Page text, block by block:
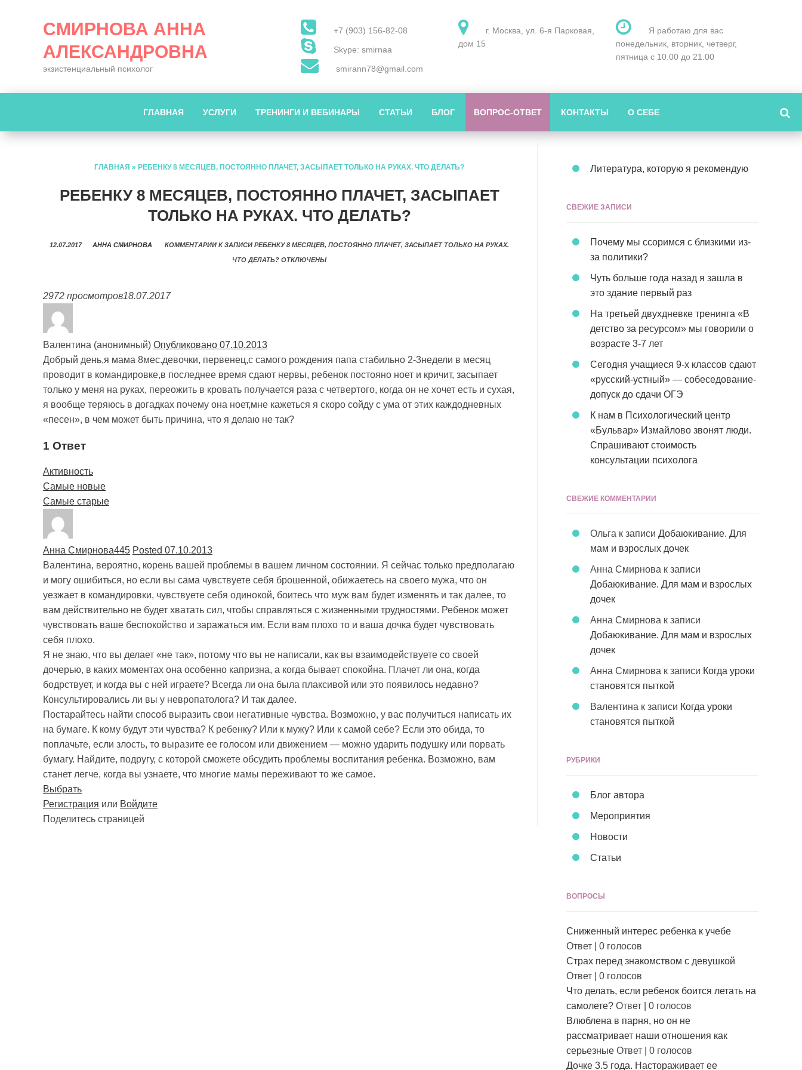
СМИРНОВА АННА
АЛЕКСАНДРОВНА
экзистенциальный психолог
Я работаю для вас
понедельник, вторник, четверг,
пятница с 10.00 до 21.00
г. Москва, ул. 6-я Парковая,
дом 15
+7 (903) 156-82-08
Skype: smirnaa
smirann78@gmail.com
ГЛАВНАЯ УСЛУГИ ТРЕНИНГИ И ВЕБИНАРЫ СТАТЬИ БЛОГ ВОПРОС-ОТВЕТ КОНТАКТЫ О СЕБЕ
ГЛАВНАЯ » РЕБЕНКУ 8 МЕСЯЦЕВ, ПОСТОЯННО ПЛАЧЕТ, ЗАСЫПАЕТ ТОЛЬКО НА РУКАХ. ЧТО ДЕЛАТЬ?
РЕБЕНКУ 8 МЕСЯЦЕВ, ПОСТОЯННО ПЛАЧЕТ, ЗАСЫПАЕТ
ТОЛЬКО НА РУКАХ. ЧТО ДЕЛАТЬ?
12.07.2017 АННА СМИРНОВА КОММЕНТАРИИ К ЗАПИСИ РЕБЕНКУ 8 МЕСЯЦЕВ, ПОСТОЯННО ПЛАЧЕТ, ЗАСЫПАЕТ ТОЛЬКО НА РУКАХ.
ЧТО ДЕЛАТЬ? ОТКЛЮЧЕНЫ
2972 просмотров18.07.2017
Валентина (анонимный) Опубликовано 07.10.2013
Добрый день,я мама 8мес.девочки, первенец,с самого рождения папа стабильно 2-3недели в месяц
проводит в командировке,в последнее время сдают нервы, ребенок постояно ноет и кричит, засыпает
только у меня на руках, переожить в кровать получается раза с четвертого, когда он не хочет есть и сухая,
я вообще теряюсь в догадках почему она ноет,мне кажеться я скоро сойду с ума от этих каждодневных
«песен», в чем может быть причина, что я делаю не так?
1 Ответ
Активность
Самые новые
Самые старые
Анна Смирнова445 Posted 07.10.2013
Валентина, вероятно, корень вашей проблемы в вашем личном состоянии. Я сейчас только предполагаю
и могу ошибиться, но если вы сама чувствуете себя брошенной, обижаетесь на своего мужа, что он
уезжает в командировки, чувствуете себя одинокой, боитесь что муж вам будет изменять и так далее, то
вам действительно не будет хватать сил, чтобы справляться с жизненными трудностями. Ребенок может
чувствовать ваше беспокойство и заражаться им. Если вам плохо то и ваша дочка будет чувствовать
себя плохо.
Я не знаю, что вы делает «не так», потому что вы не написали, как вы взаимодействуете со своей
дочерью, в каких моментах она особенно капризна, а когда бывает спокойна. Плачет ли она, когда
бодрствует, и когда вы с ней играете? Всегда ли она была плаксивой или это появилось недавно?
Консультировались ли вы у невропатолога? И так далее.
Постарайтесь найти способ выразить свои негативные чувства. Возможно, у вас получиться написать их
на бумаге. К кому будут эти чувства? К ребенку? Или к мужу? Или к самой себе? Если это обида, то
поплачьте, если злость, то выразите ее голосом или движением — можно ударить подушку или порвать
бумагу. Найдите, подругу, с которой сможете обсудить проблемы воспитания ребенка. Возможно, вам
станет легче, когда вы узнаете, что многие мамы переживают то же самое.
Выбрать
Регистрация или Войдите
Поделитесь страницей
Литература, которую я рекомендую
СВЕЖИЕ ЗАПИСИ
Почему мы ссоримся с близкими из-
за политики?
Чуть больше года назад я зашла в
это здание первый раз
На третьей двухдневке тренинга «В
детство за ресурсом» мы говорили о
возрасте 3-7 лет
Сегодня учащиеся 9-х классов сдают
«русский-устный» — собеседование-
допуск до сдачи ОГЭ
К нам в Психологический центр
«Бульвар» Измайлово звонят люди.
Спрашивают стоимость
консультации психолога
СВЕЖИЕ КОММЕНТАРИИ
Ольга к записи Добаюкивание. Для
мам и взрослых дочек
Анна Смирнова к записи
Добаюкивание. Для мам и взрослых
дочек
Анна Смирнова к записи
Добаюкивание. Для мам и взрослых
дочек
Анна Смирнова к записи Когда уроки
становятся пыткой
Валентина к записи Когда уроки
становятся пыткой
РУБРИКИ
Блог автора
Мероприятия
Новости
Статьи
ВОПРОСЫ
Сниженный интерес ребенка к учебе
Ответ
0 голосов
Страх перед знакомством с девушкой
Ответ
0 голосов
Что делать, если ребенок боится летать на
самолете? Ответ
0 голосов
Влюблена в парня, но он не
рассматривает наши отношения как
серьезные Ответ
0 голосов
Дочке 3.5 года. Настораживает ее